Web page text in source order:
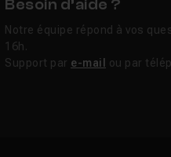
Besoin d’aide ?
Notre équipe répond à vos
16h.
Support par e-mail ou par